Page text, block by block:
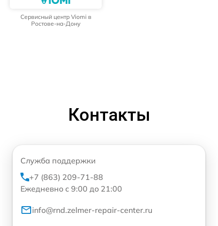
Сервисный центр Viomi в
Ростове-на-Дону
Контакты
Служба поддержки
+7 (863) 209-71-88
Ежедневно с 9:00 до 21:00
info@rnd.zelmer-repair-center.ru